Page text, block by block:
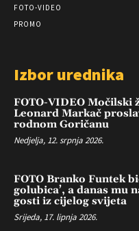
FOTO-VIDEO
PROMO
Izbor urednika
FOTO-VIDEO Močilski
Leonard Markač
rodnom Goričanu
Nedjelja, 12. srpnja 2026.
FOTO Branko Funtek
golubica’, a danas mu
gosti iz cijelog svijeta
Srijeda, 17. lipnja 2026.